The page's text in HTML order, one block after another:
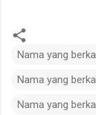
Nama yang
Nama yang
Nama yang